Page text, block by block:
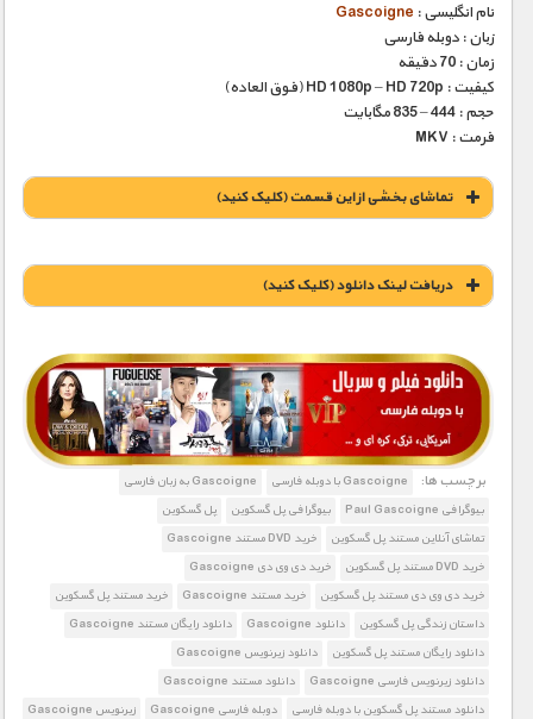
نام انگلیسی : Gascoigne
زبان : دوبله فارسی
زمان : 70 دقیقه
کیفیت : HD 1080p – HD 720p (فوق العاده)
حجم : 444 – 835 مگابایت
فرمت : MKV
تماشای بخشی از این قسمت (کلیک کنید)
دریافت لينک دانلود (کليک کنيد)
1900 تومان – خريد لينک دانلود (افزودن به سبد خريد)
برچسب ها: Gascoigne با دوبله فارسی
Gascoigne به زبان فارسی
بیوگرافی Paul Gascoigne
بیوگرافی پل گسکوین
پل گسکوین
تماشای آنلاین مستند پل گسکوین
خرید DVD مستند Gascoigne
خرید DVD مستند پل گسکوین
خرید دی وی دی Gascoigne
خرید دی وی دی مستند پل گسکوین
خرید مستند Gascoigne
خرید مستند پل گسکوین
داستان زندگی پل گسکوین
دانلود Gascoigne
دانلود رایگان مستند Gascoigne
دانلود رایگان مستند پل گسکوین
دانلود زیرنویس Gascoigne
دانلود زیرنویس فارسی Gascoigne
دانلود مستند Gascoigne
دانلود مستند پل گسکوین با دوبله فارسی
دوبله فارسی Gascoigne
زیرنویس Gascoigne